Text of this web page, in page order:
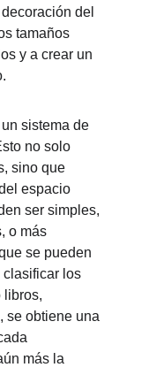
del
tamaños
y a crear un
sistema de
no solo
sino que
espacio
ser simples,
o más
se pueden
clasificar los
libros,
se obtiene una
más la